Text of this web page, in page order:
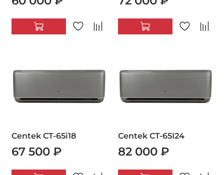
Centek CT-65i18
67 500 ₽
Centek CT-65I24
82 000 ₽